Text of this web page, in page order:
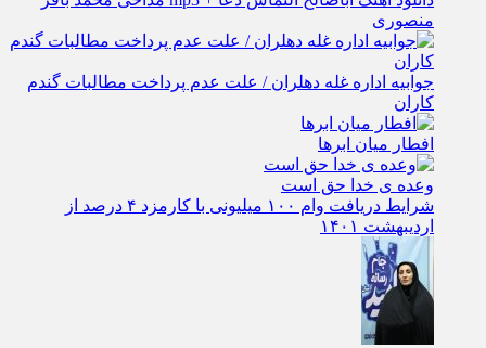
منصوری
جوابیه اداره غله دهلران / علت عدم پرداخت مطالبات گندم
کاران
افطار میان ابرها
وعده ی خدا حق است
شرایط دریافت وام ۱۰۰ میلیونی با کارمزد ۴ درصد از
اردیبهشت ۱۴۰۱